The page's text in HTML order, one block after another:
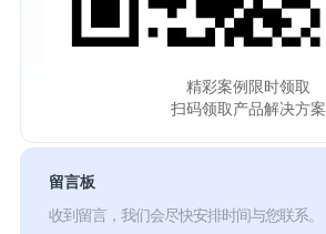
精彩案例限时领取
扫码领取产品解决方案
留言板
收到留言，我们会尽快安排时间与您联系。